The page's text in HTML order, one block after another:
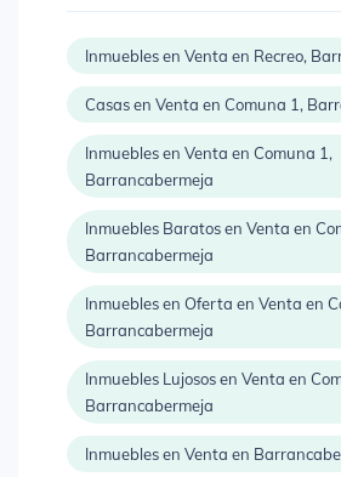
Inmuebles en Venta en Recreo,
Casas en Venta en Comuna 1,
Inmuebles en Venta en Comuna 1,
Barrancabermeja
Inmuebles Baratos en Venta en
Barrancabermeja
Inmuebles en Oferta en Venta en
Barrancabermeja
Inmuebles Lujosos en Venta en
Barrancabermeja
Inmuebles en Venta en